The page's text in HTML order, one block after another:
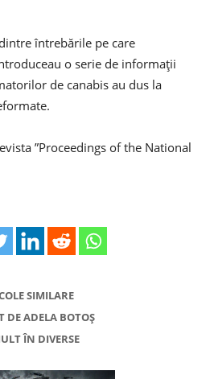
întrebările pe care
o serie de informaţii
de canabis au dus la
”Proceedings of the National
SIMILARE
DE ADELA BOTOȘ
ÎN DIVERSE